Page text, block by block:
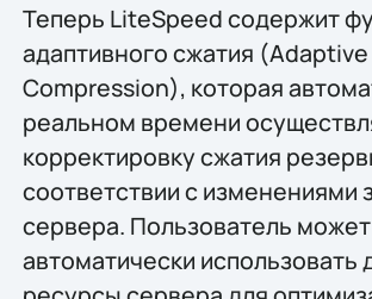
Теперь LiteSpeed содержит
адаптивного сжатия (Adaptive
Compression), которая
реальном времени
корректировку сжатия
соответствии с изменениями
сервера. Пользователь может
автоматически использовать